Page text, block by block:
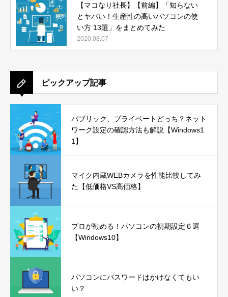
【マコなり社長】【前編】「知らない
とヤバい！生産性の高いパソコンの使
い方 13選」をまとめてみた
2020.08.07
ピックアップ記事
パブリック、プライベートどっち？ネット
ワーク設定の確認方法も解説【Windows1
1】
マイク内蔵WEBカメラを性能比較してみ
た【低価格VS高価格】
プロが勧める！パソコンの初期設定６選
【Windows10】
パソコンにパスワードはかけなくてもい
い？